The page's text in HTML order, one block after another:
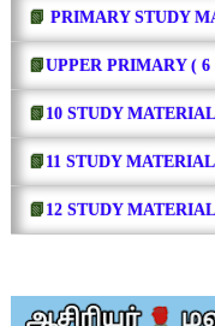
📗 PRIMARY STUDY
📗UPPER PRIMARY ( 6
📗 10 STUDY
📗 11 STUDY
📗 12 STUDY